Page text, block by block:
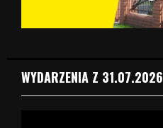
WYDARZENIA Z 31.07.2026